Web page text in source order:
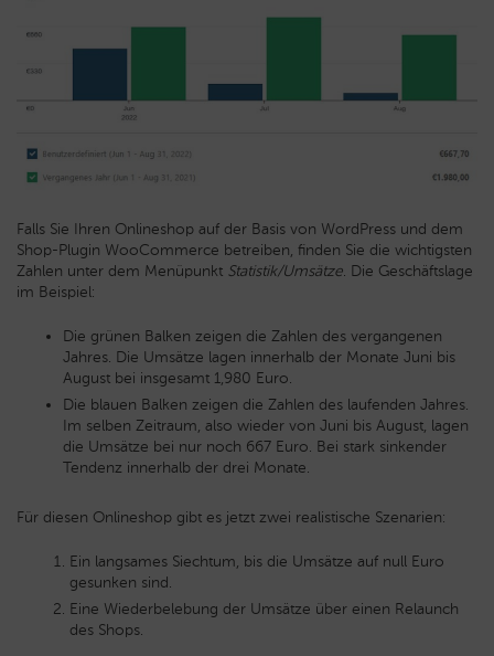
Falls Sie Ihren Onlineshop auf der Basis von WordPress und dem
Shop-Plugin WooCommerce betreiben, finden Sie die wichtigsten
Zahlen unter dem Menüpunkt Statistik/Umsätze. Die Geschäftslage
im Beispiel:
Die grünen Balken zeigen die Zahlen des vergangenen
Jahres. Die Umsätze lagen innerhalb der Monate Juni bis
August bei insgesamt 1,980 Euro.
Die blauen Balken zeigen die Zahlen des laufenden Jahres.
Im selben Zeitraum, also wieder von Juni bis August, lagen
die Umsätze bei nur noch 667 Euro. Bei stark sinkender
Tendenz innerhalb der drei Monate.
Für diesen Onlineshop gibt es jetzt zwei realistische Szenarien:
Ein langsames Siechtum, bis die Umsätze auf null Euro
gesunken sind.
Eine Wiederbelebung der Umsätze über einen Relaunch
des Shops.